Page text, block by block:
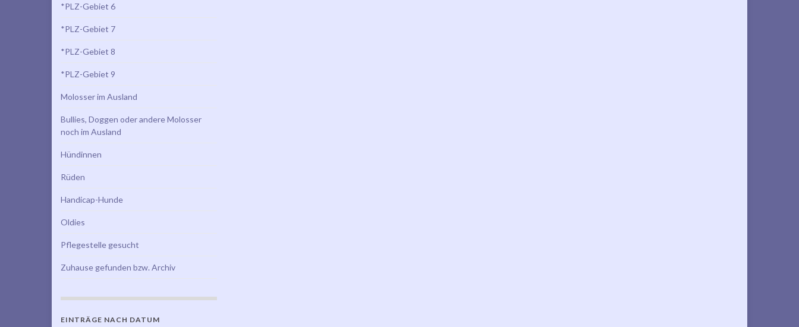
*PLZ-Gebiet 6
*PLZ-Gebiet 7
*PLZ-Gebiet 8
*PLZ-Gebiet 9
Molosser im Ausland
Bullies, Doggen oder andere Molosser
noch im Ausland
Hündinnen
Rüden
Handicap-Hunde
Oldies
Pflegestelle gesucht
Zuhause gefunden bzw. Archiv
EINTRÄGE NACH DATUM